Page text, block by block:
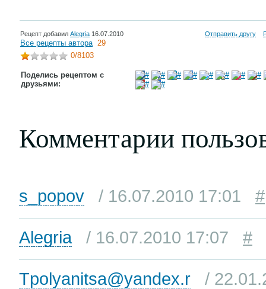
Рецепт добавил Alegria 16.07.2010 Отправить другу
Все рецепты автора 29
0/8103
Поделись рецептом с
друзьями:
Комментарии
s_popov / 16.07.2010 17:01 #
Alegria / 16.07.2010 17:07 #
Tpolyanitsa@yandex.r /